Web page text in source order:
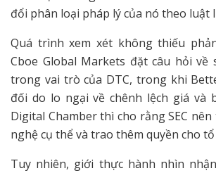
đổi phân loại pháp lý của nó theo luật
Quá trình xem xét không thiếu
Cboe Global Markets đặt câu hỏi
trong vai trò của DTC, trong khi
đối do lo ngại về chênh lệch giá và
Digital Chamber thì cho rằng SEC
nghệ cụ thể và trao thêm quyền cho
Tuy nhiên, giới thực hành nhìn